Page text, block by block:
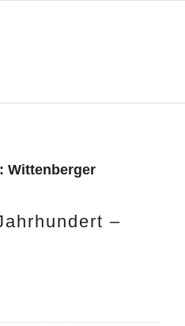
Wittenberger
–